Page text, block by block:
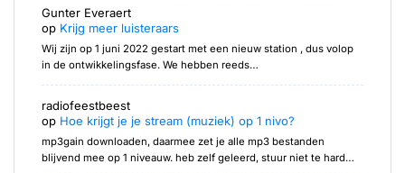
Gunter Everaert
op Krijg meer luisteraars
Wij zijn op 1 juni 2022 gestart met een nieuw station , dus volop
in de ontwikkelingsfase. We hebben reeds…
radiofeestbeest
op Hoe krijgt je je stream (muziek) op 1 nivo?
mp3gain downloaden, daarmee zet je alle mp3 bestanden
blijvend mee op 1 niveauw. heb zelf geleerd, stuur niet te hard…